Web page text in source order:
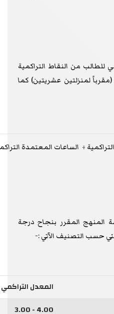
للطالب من النقاط التراكمية
(مقرباً لمنزلتين عشريتين) كما
÷ الساعات المعتمدة
المنهج المقرر بنجاح درجة
حسب التصنيف الآتي :-
المعدل التراكمي
4.00 - 3.00